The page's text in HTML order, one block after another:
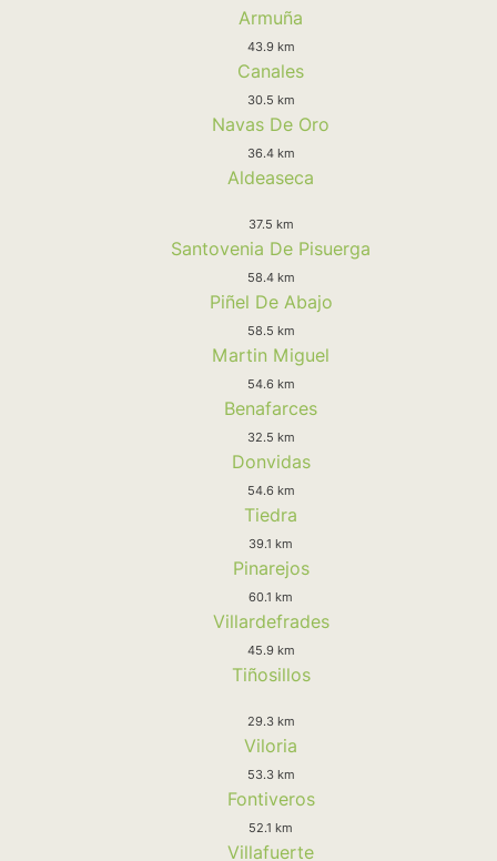
Armuña
43.9 km
Canales
30.5 km
Navas De Oro
36.4 km
Aldeaseca
37.5 km
Santovenia De Pisuerga
58.4 km
Piñel De Abajo
58.5 km
Martin Miguel
54.6 km
Benafarces
32.5 km
Donvidas
54.6 km
Tiedra
39.1 km
Pinarejos
60.1 km
Villardefrades
45.9 km
Tiñosillos
29.3 km
Viloria
53.3 km
Fontiveros
52.1 km
Villafuerte